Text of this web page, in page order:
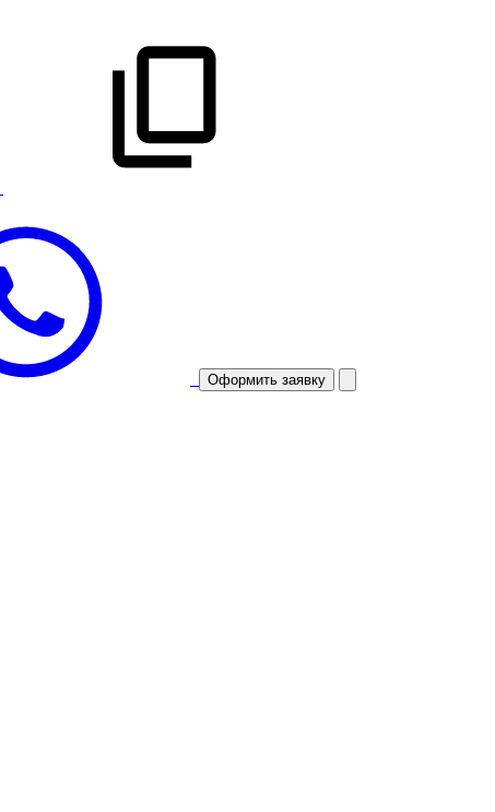
Оформить заявку